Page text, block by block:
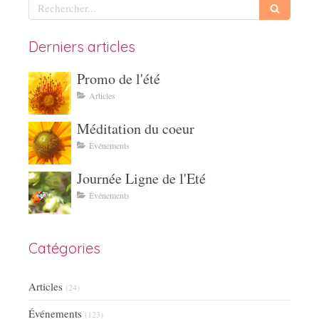
Derniers articles
Promo de l'été
Articles
Méditation du coeur
Événements
Journée Ligne de l'Eté
Événements
Catégories
Articles (24)
Événements (123)